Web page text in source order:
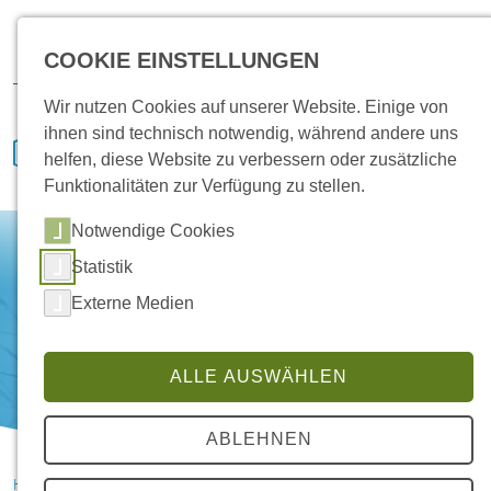
Downloads
HANSA Klimasysteme im Saterland News
COOKIE EINSTELLUNGEN
Wir nutzen Cookies auf unserer Website. Einige von
ihnen sind technisch notwendig, während andere uns
helfen, diese Website zu verbessern oder zusätzliche
Funktionalitäten zur Verfügung zu stellen.
Notwendige Cookies
Statistik
Externe Medien
ALLE AUSWÄHLEN
ABLEHNEN